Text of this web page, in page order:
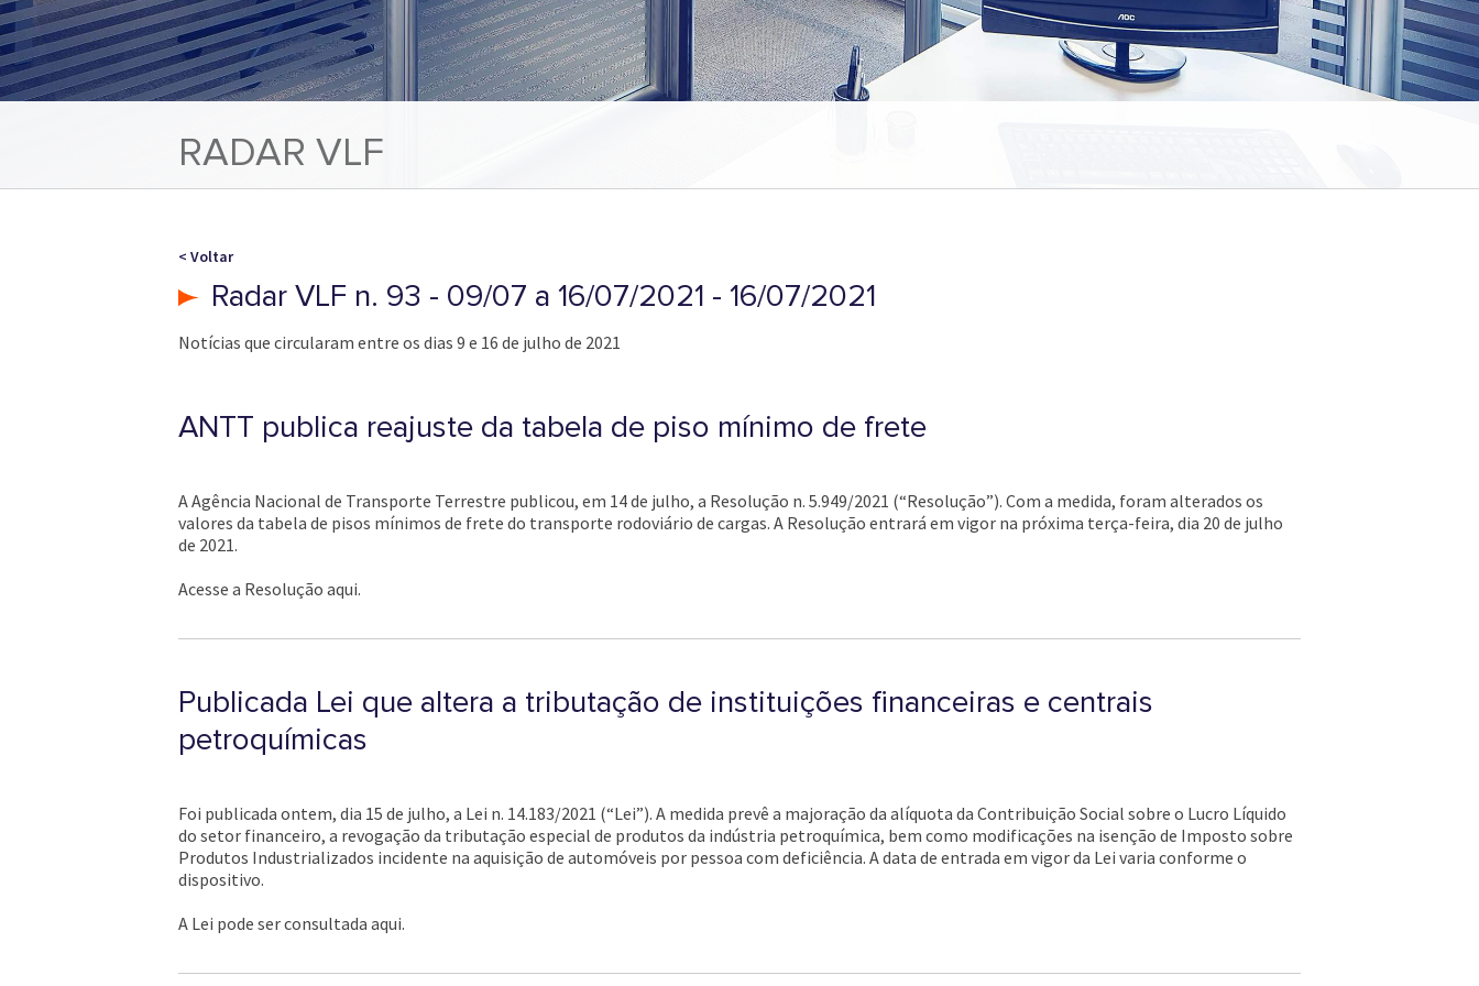
RADAR VLF
< Voltar
Radar VLF n. 93 - 09/07 a 16/07/2021 - 16/07/2021
Notícias que circularam entre os dias 9 e 16 de julho de 2021
ANTT publica reajuste da tabela de piso mínimo de frete
A Agência Nacional de Transporte Terrestre publicou, em 14 de julho, a Resolução n. 5.949/2021 (“Resolução”). Com a medida, foram alterados os
valores da tabela de pisos mínimos de frete do transporte rodoviário de cargas. A Resolução entrará em vigor na próxima terça-feira, dia 20 de julho
de 2021.
Acesse a Resolução aqui.
Publicada Lei que altera a tributação de instituições financeiras e centrais
petroquímicas
Foi publicada ontem, dia 15 de julho, a Lei n. 14.183/2021 (“Lei”). A medida prevê a majoração da alíquota da Contribuição Social sobre o Lucro Líquido
do setor financeiro, a revogação da tributação especial de produtos da indústria petroquímica, bem como modificações na isenção de Imposto sobre
Produtos Industrializados incidente na aquisição de automóveis por pessoa com deficiência. A data de entrada em vigor da Lei varia conforme o
dispositivo.
A Lei pode ser consultada aqui.